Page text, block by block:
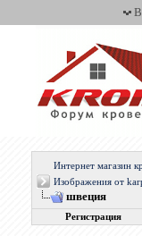
В
Интернет магазин
Изображения от
швеция
Регистрация